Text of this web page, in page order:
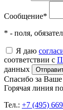
Сообщение*
* - поля,
Я даю
соответствии с
данных
Спасибо за
Горячая линия
Тел.: +7 (495)